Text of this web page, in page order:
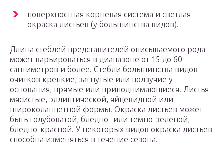
поверхностная корневая система и светлая
окраска листьев (у большинства видов).
Длина стеблей представителей описываемого рода
может варьироваться в диапазоне от 15 до 60
сантиметров и более. Стебли большинства видов
очитков крепкие, загнутые или ползучие у
основания, прямые или приподнимающиеся. Листья
мясистые, эллиптической, яйцевидной или
широколанцетной формы. Окраска листьев может
быть голубоватой, бледно- или темно-зеленой,
бледно-красной. У некоторых видов окраска листьев
способна изменяться в течение сезона.